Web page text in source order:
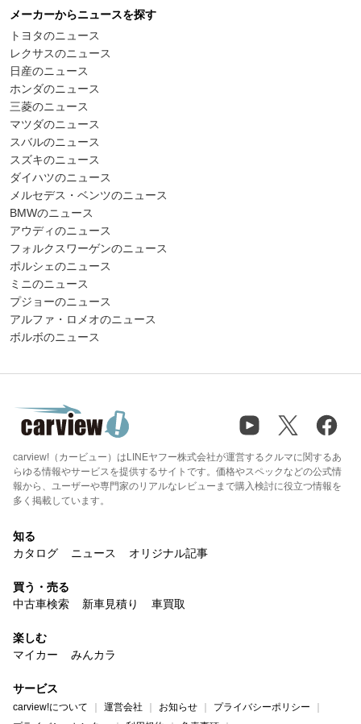
メーカーからニュースを探す
トヨタのニュース
レクサスのニュース
日産のニュース
ホンダのニュース
三菱のニュース
マツダのニュース
スバルのニュース
スズキのニュース
ダイハツのニュース
メルセデス・ベンツのニュース
BMWのニュース
アウディのニュース
フォルクスワーゲンのニュース
ポルシェのニュース
ミニのニュース
プジョーのニュース
アルファ・ロメオのニュース
ボルボのニュース
carview!（カービュー）はLINEヤフー株式会社が運営するクルマに関するあ
らゆる情報やサービスを提供するサイトです。価格やスペックなどの公式情
報から、ユーザーや専門家のリアルなレビューまで購入検討に役立つ情報を
多く掲載しています。
知る
カタログ
ニュース オリジナル記事
買う・売る
中古車検索
新車見積り 車買取
楽しむ
マイカー
みんカラ
サービス
carview!について 運営会社 お知らせ
プライバシーポリシー